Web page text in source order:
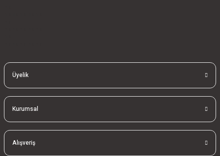
Üyelik
Kurumsal
Alışveriş